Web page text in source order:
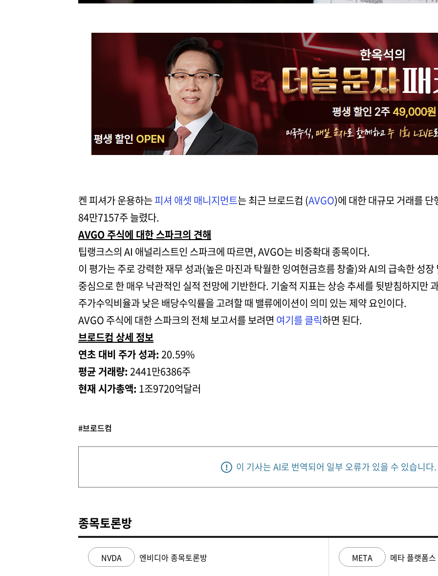
켄 피셔가 운용하는피셔 애셋 매니지먼트는 최근 브로드컴 (AVGO)에 대한 대규모 거래를
84만7157주 늘렸다.
AVGO 주식에 대한 스파크의 견해
팁랭크스의 AI 애널리스트인 스파크에 따르면, AVGO는 비중확대 종목이다.
이 평가는 주로 강력한 재무 성과(높은 마진과 탁월한 잉여현금흐름 창출)와 AI의 급속한 성
중심으로 한 매우 낙관적인 실적 전망에 기반한다. 기술적 지표는 상승 추세를 뒷받침하지만
주가수익비율과 낮은 배당수익률을 고려할 때 밸류에이션이 의미 있는 제약 요인이다.
AVGO 주식에 대한 스파크의 전체 보고서를 보려면 여기를 클릭하면 된다.
브로드컴 상세 정보
연초 대비 주가 성과: 20.59%
평균 거래량: 2441만6386주
현재 시가총액: 1조9720억달러
#브로드컴
이 기사는 AI로 번역되어 일부 오류가 있을 수 있습니다.
종목토론방
NVDA 엔비디아 종목토론방 META 메타 플랫폼